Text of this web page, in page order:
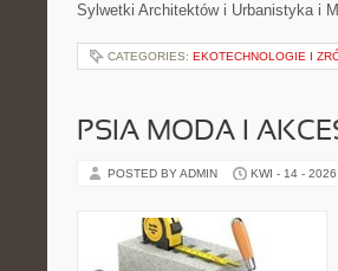
Sylwetki Architektów i Urbanistyka i
CATEGORIES: EKOTECHNOLOGIE I
PSIA MODA I
POSTED BY ADMIN KWI - 14 - 2026